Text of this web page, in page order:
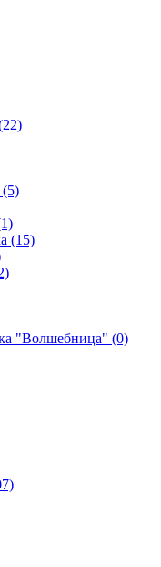
(5)
(15)
"Волшебница" (0)